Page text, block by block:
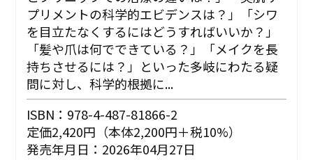
プリメントの科学的エビデンスは？」「シワ
を目立たなくするにはどうすればいいか？」
「髪や爪は何でできている？」「メイクを長
持ちさせるには？」といった多岐にわたる疑
問に対し、科学的根拠に...
ISBN：978-4-487-81866-2
定価2,420円（本体2,200円＋税10%）
発売年月日：2026年04月27日